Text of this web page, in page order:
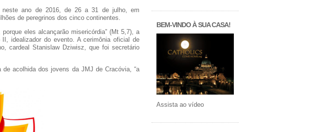
neste ano de 2016, de 26 a 31 de julho, em
de peregrinos dos cinco continentes.
eles alcançarão misericórdia” (Mt 5,7), a
idealizador do evento. A cerimônia oficial de
cardeal Stanislaw Dziwisz, que foi secretário
acolhida dos jovens da JMJ de Cracóvia, “a
BEM-VINDO À SUA CASA!
Assista ao vídeo